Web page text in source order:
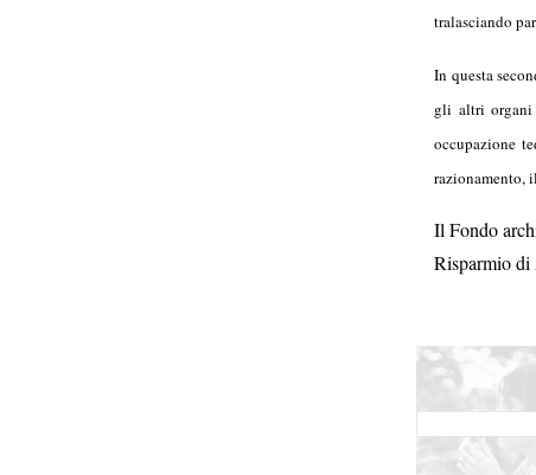
tralasciando
In questa
gli altri organi
occupazione
razionamento,
Il Fondo
Risparmio di